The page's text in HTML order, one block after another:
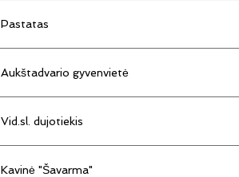
Pastatas
Aukštadvario gyvenvietė
Vid.sl. dujotiekis
Kavinė "Šavarma"